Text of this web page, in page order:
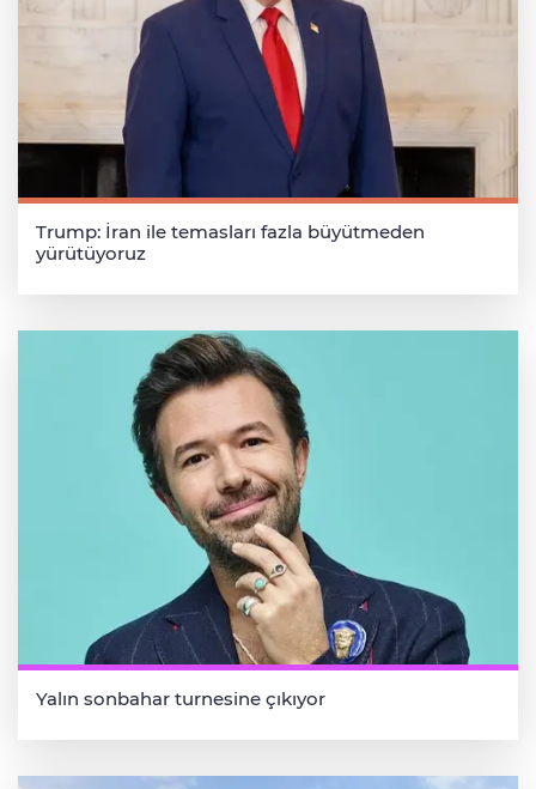
Trump: İran ile temasları fazla büyütmeden
yürütüyoruz
Yalın sonbahar turnesine çıkıyor